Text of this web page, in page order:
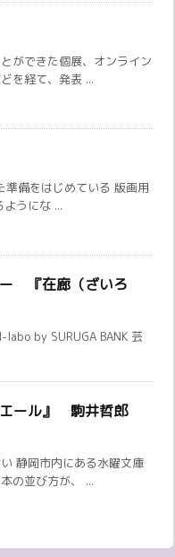
ができた個展、オンライン
を経て、発表 ...
備をはじめている 版画用
うにな ...
『在廊（ざいろ
by SURUGA BANK 芸
ール』 駒井哲郎
静岡市内にある水曜文庫
の並び方が、 ...